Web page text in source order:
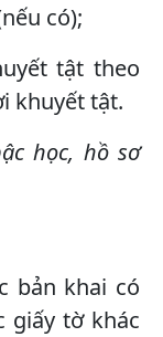
có);
tật theo
khuyết tật.
học, hồ sơ
bản khai có
giấy tờ khác